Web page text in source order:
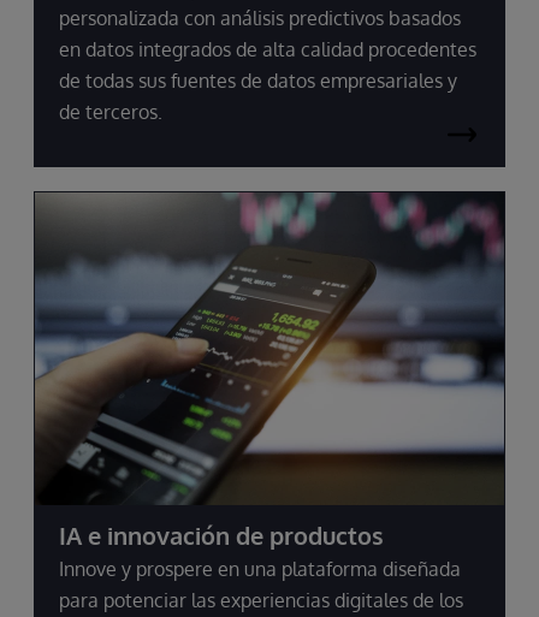
personalizada con análisis predictivos basados
en datos integrados de alta calidad procedentes
de todas sus fuentes de datos empresariales y
de terceros.
IA e innovación de productos
Innove y prospere en una plataforma diseñada
para potenciar las experiencias digitales de los